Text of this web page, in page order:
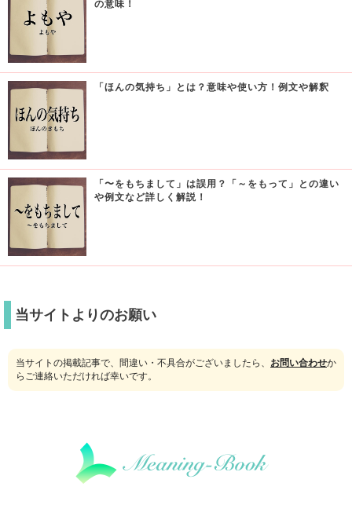
の意味！
「ほんの気持ち」とは？意味や使い方！例文や解釈
「〜をもちまして」は誤用？「～をもって」との違い
や例文など詳しく解説！
当サイトよりのお願い
当サイトの掲載記事で、間違い・不具合がございましたら、 お問い合わせか
らご連絡いただければ幸いです。